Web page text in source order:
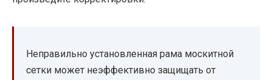
Неправильно установленная рама москитной
сетки может неэффективно защищать от